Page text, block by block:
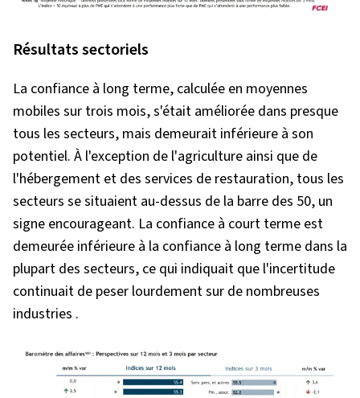
Résultats sectoriels
La confiance à long terme, calculée en moyennes
mobiles sur trois mois, s'était améliorée dans presque
tous les secteurs, mais demeurait inférieure à son
potentiel. À l'exception de l'agriculture ainsi que de
l'hébergement et des services de restauration, tous les
secteurs se situaient au-dessus de la barre des 50, un
signe encourageant. La confiance à court terme est
demeurée inférieure à la confiance à long terme dans la
plupart des secteurs, ce qui indiquait que l'incertitude
continuait de peser lourdement sur de nombreuses
industries .